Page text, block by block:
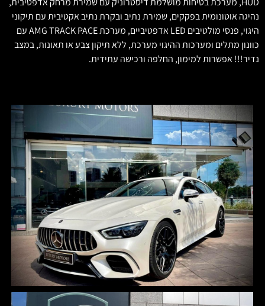
נהיגה אוטונומית בפקקים, שמירת נתיב ובקרת נתיב אקטיבית עם תיקוני
היגוי, פנסי מולטיבים LED אדפטיביים, מערכת AMG TRACK PACE עם
כוונון מתלים ומערכות ההיגוי מערכת, ללא תיקון צבע או תאונות, במצב
נדיר!!! אפשרות למימון, החלפה ורכישה עתידית.